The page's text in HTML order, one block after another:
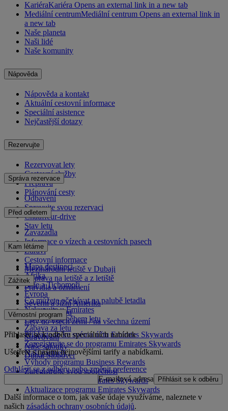
KariéraKariéra Opens an external link in a new tab
Mediální centrumMediální centrum Opens an external link in
a new tab
Naše planeta
Naši lidé
Naše komunity
Nápověda
Nápověda a kontakt
Aktuální cestovní informace
Speciální asistence
Nejčastější dotazy
Rezervujte
Rezervovat lety
Cestovní služby
Přeprava
Plánování cesty
Správa rezervace
Odbavení
Spravujte svou rezervaci
Chauffeur-drive
Stav letu
Před odletem
Zavazadla
Informace o vízech a cestovních pasech
Zdraví
Cestovní informace
Mezinárodní letiště v Dubaji
Doprava na letiště a z letiště
Pravidla a oznámení
Kam létáme
Mapa destinací
Afrika
Asie a Tichomoří
Evropa
Severní a Jižní Amerika
Blízký východ
Lety do všech zemí / na všechna území
Zážitek
Co můžete očekávat na palubě letadla
Nakupujte u Emirates
Co vás čeká během letu
Zábava za letu
Stravování
Naše salónky
Dubai Stopover
Věrnostní program
Přihlaste se ke svému účtu Emirates Skywards
Zaregistrujte se do programu Emirates Skywards
Naši partneři
Výhody programu Business Rewards
Zaregistrujte svou společnost
Pravidla programu Emirates Skywards
Aktualizace programu Emirates Skywards
Přihlaste se k odběru speciálních nabídek
Ušetřete s našimi nejnovějšími tarify a nabídkami.
Odhlásit se z odběru nebo změnit preference
E-mailová adresa
Přihlásit se k odběru
Další informace o tom, jak vaše údaje využíváme, naleznete v
našich zásadách ochrany osobních údajů.